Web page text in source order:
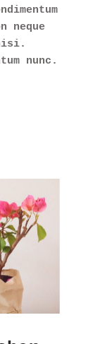
neque
nunc.